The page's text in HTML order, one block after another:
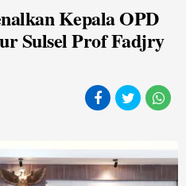
Kepala OPD
Sulsel Prof Fadjry